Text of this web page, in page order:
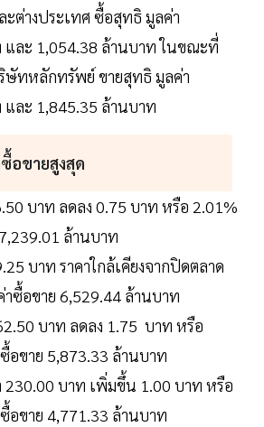
ต่างประเทศ ซื้อสุทธิ มูลค่า
และ 1,054.38 ล้านบาท ในขณะที่
ทหลักทรัพย์ ขายสุทธิ มูลค่า
ละ 1,845.35 ล้านบาท
อขายสูงสุด
บาท ลดลง 0.75 บาท หรือ 2.01%
ล้านบาท
บาท ราคาใกล้เคียงจากปิดตลาด
ซื้อขาย 6,529.44 ล้านบาท
บาท ลดลง 1.75 บาท หรือ
อขาย 5,873.33 ล้านบาท
230.00 บาท เพิ่มขึ้น 1.00 บาท หรือ
อขาย 4,771.33 ล้านบาท